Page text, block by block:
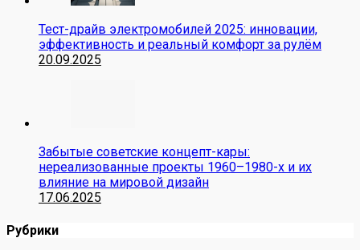
Тест-драйв электромобилей 2025: инновации,
эффективность и реальный комфорт за рулём
20.09.2025
Забытые советские концепт-кары:
нереализованные проекты 1960–1980-х и их
влияние на мировой дизайн
17.06.2025
Рубрики